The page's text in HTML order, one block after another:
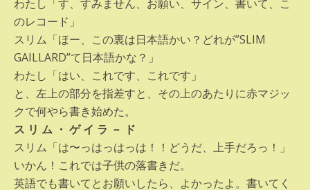
わたし「す、すみません、お願い、サイン、書いて、こ
のレコード」
スリム「ほー、この裏は日本語かい？どれが”SLIM
GAILLARD”て日本語かな？」
わたし「はい、これです、これです」
と、左上の部分を指差すと、その上のあたりに赤マジッ
クで何やら書き始めた。
ス リ ム ・ ゲ イ ラ － ド
スリム「は〜っはっはっは！！どうだ、上手だろっ！」
いかん！これでは子供の落書きだ。
英語でも書いてとお願いしたら、よかったよ。書いてく